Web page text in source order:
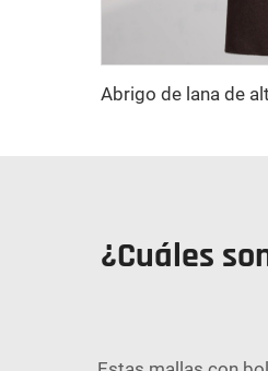
¿Cuáles